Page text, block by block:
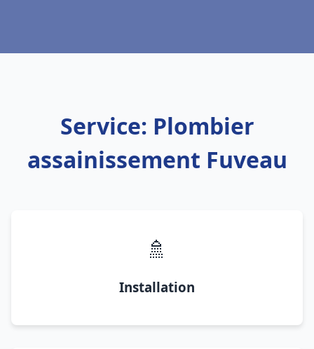
Service: Plombier
assainissement Fuveau
🚿
Installation